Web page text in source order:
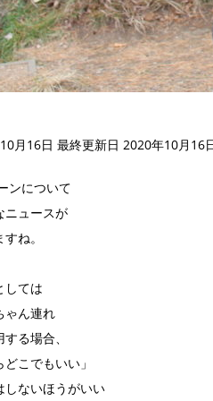
月16日 最終更新日 2020年10月16
ンについて
ニュースが
ね。
しては
ゃん連れ
る場合、
どこでもいい」
しないほうがいい